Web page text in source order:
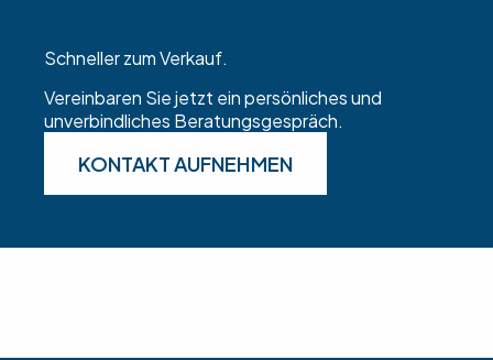
Schneller zum Verkauf.
Vereinbaren Sie jetzt ein persönliches und
unverbindliches Beratungsgespräch.
KONTAKT AUFNEHMEN